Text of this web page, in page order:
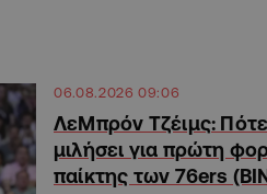
06.08.2026 09:06
ΛεΜπρόν Τζέιμς:
μιλήσει για πρώτη
παίκτης των 76ers